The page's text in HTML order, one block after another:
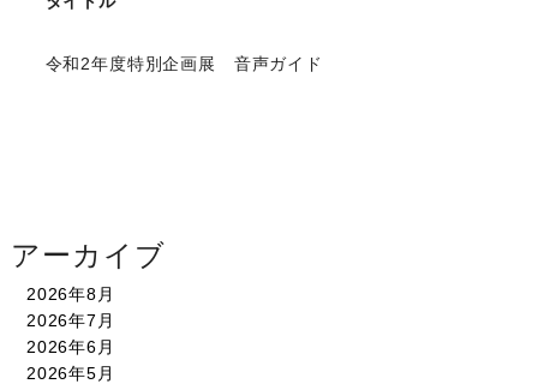
令和2年度特別企画展 音声ガイド
アーカイブ
2026年8月
2026年7月
2026年6月
2026年5月